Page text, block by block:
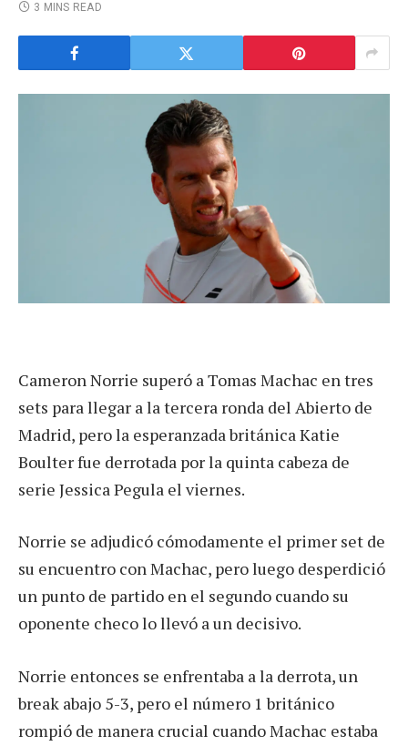
3 MINS READ
Cameron Norrie superó a Tomas Machac en tres
sets para llegar a la tercera ronda del Abierto de
Madrid, pero la esperanzada británica Katie
Boulter fue derrotada por la quinta cabeza de
serie Jessica Pegula el viernes.
Norrie se adjudicó cómodamente el primer set de
su encuentro con Machac, pero luego desperdició
un punto de partido en el segundo cuando su
oponente checo lo llevó a un decisivo.
Norrie entonces se enfrentaba a la derrota, un
break abajo 5-3, pero el número 1 británico
rompió de manera crucial cuando Machac estaba